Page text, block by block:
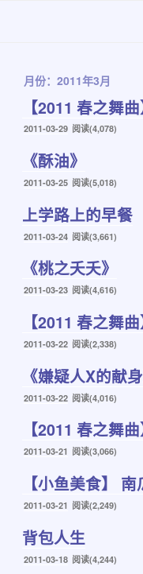
月份：2011年3月
【2011 春之舞
发
于
2011-03-29 阅读(4,078)
《酥油》
发
于
2011-03-25 阅读(5,018)
上学路上的早餐
发
于
2011-03-24 阅读(3,661)
《桃之夭夭》
发
2011-03-23 阅读(4,616)
【2011 春之舞
发
于
2011-03-22 阅读(2,338)
《嫌疑人X的献身
发
2011-03-22 阅读(4,016)
【2011 春之舞
发
2011-03-21 阅读(3,066)
【小鱼美食】
发
于
2011-03-21 阅读(2,249)
背包人生
发
2011-03-18 阅读(4,244)